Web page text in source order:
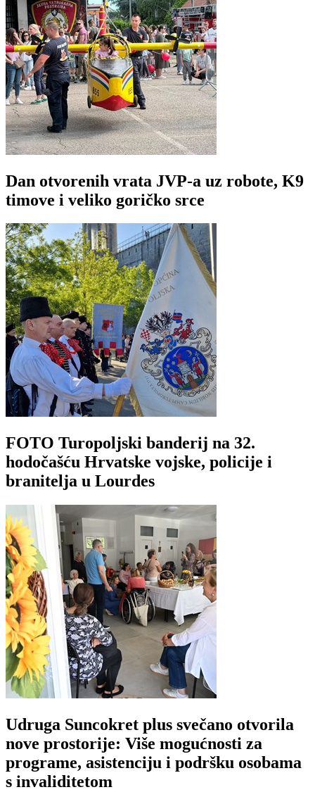
Dan otvorenih vrata JVP-a uz robote, K9
timove i veliko goričko srce
FOTO Turopoljski banderij na 32.
hodočašću Hrvatske vojske, policije i
branitelja u Lourdes
Udruga Suncokret plus svečano otvorila
nove prostorije: Više mogućnosti za
programe, asistenciju i podršku osobama
s invaliditetom